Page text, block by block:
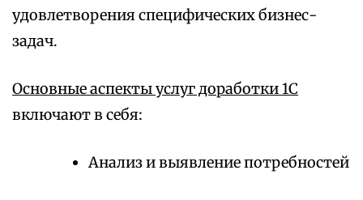
удовлетворения специфических бизнес-
задач.
Основные аспекты услуг доработки 1С
включают в себя:
Анализ и выявление потребностей